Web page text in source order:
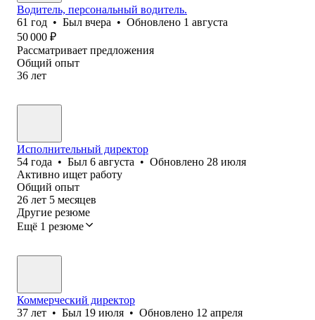
Водитель, персональный водитель.
61 год • Был вчера • Обновлено 1 августа
50 000 ₽
Рассматривает предложения
Общий опыт
36 лет
Исполнительный директор
54 года • Был 6 августа • Обновлено 28 июля
Активно ищет работу
Общий опыт
26 лет 5 месяцев
Другие резюме
Ещё 1 резюме
Коммерческий директор
37 лет • Был 19 июля • Обновлено 12 апреля